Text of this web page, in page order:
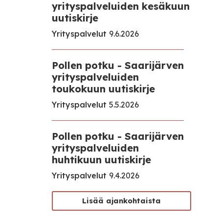
yrityspalveluiden kesäkuun
uutiskirje
Yrityspalvelut 9.6.2026
Pollen potku - Saarijärven
yrityspalveluiden
toukokuun uutiskirje
Yrityspalvelut 5.5.2026
Pollen potku - Saarijärven
yrityspalveluiden
huhtikuun uutiskirje
Yrityspalvelut 9.4.2026
Lisää ajankohtaista